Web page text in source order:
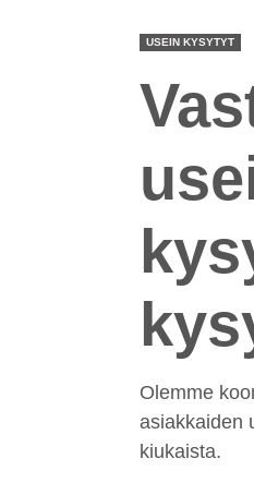
USEIN KYSYTYT
Olemme
asiakkaiden
kiukaista.